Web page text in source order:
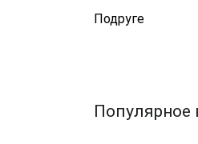
Подруге
Популярное